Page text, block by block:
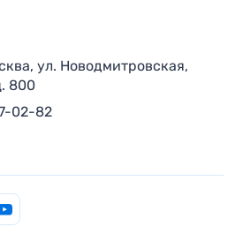
ул. Новодмитровская,
800
02-82